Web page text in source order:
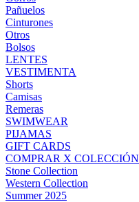
Pañuelos
Cinturones
Otros
Bolsos
LENTES
VESTIMENTA
Shorts
Camisas
Remeras
SWIMWEAR
PIJAMAS
GIFT CARDS
COMPRAR X COLECCIÓN
Stone Collection
Western Collection
Summer 2025